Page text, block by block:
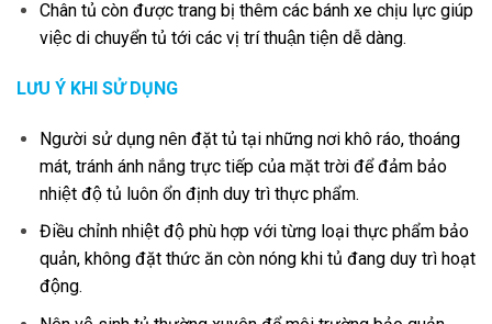
Chân tủ còn được trang bị thêm các bánh xe chịu lực giúp
việc di chuyển tủ tới các vị trí thuận tiện dễ dàng.
LƯU Ý KHI SỬ DỤNG
Người sử dụng nên đặt tủ tại những nơi khô ráo, thoáng
mát, tránh ánh nắng trực tiếp của mặt trời để đảm bảo
nhiệt độ tủ luôn ổn định duy trì thực phẩm.
Điều chỉnh nhiệt độ phù hợp với từng loại thực phẩm bảo
quản, không đặt thức ăn còn nóng khi tủ đang duy trì hoạt
động.